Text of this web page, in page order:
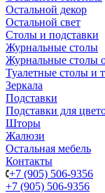
Остальной декор
Остальной свет
Столы и подставки
Журнальные столы
Журнальные столы
Туалетные столы и
Зеркала
Подставки
Подставки для
Шторы
Жалюзи
Остальная мебель
Контакты
+7 (905) 506-9356
+7 (905) 506-9356